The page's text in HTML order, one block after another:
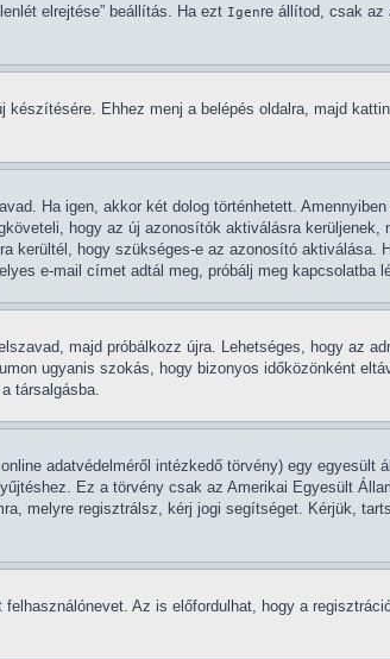
elrejtése” beállítás. Ha ezt Igenre állítod, csak az
Ehhez menj a belépés oldalra, majd
Ha igen, akkor két dolog történhetett.
hogy az új azonosítók aktiválásra
kerültél, hogy szükséges-e az azonosító
e-mail címet adtál meg, próbálj meg kapcsolatba
majd próbálkozz újra. Lehetséges, hogy az
ugyanis szokás, hogy bizonyos időközönként
társalgásba.
adatvédelméről intézkedő törvény) egy
Ez a törvény csak az Amerikai Egyesült
melyre regisztrálsz, kérj jogi segítséget. Kérjük,
Az is előfordulhat, hogy a